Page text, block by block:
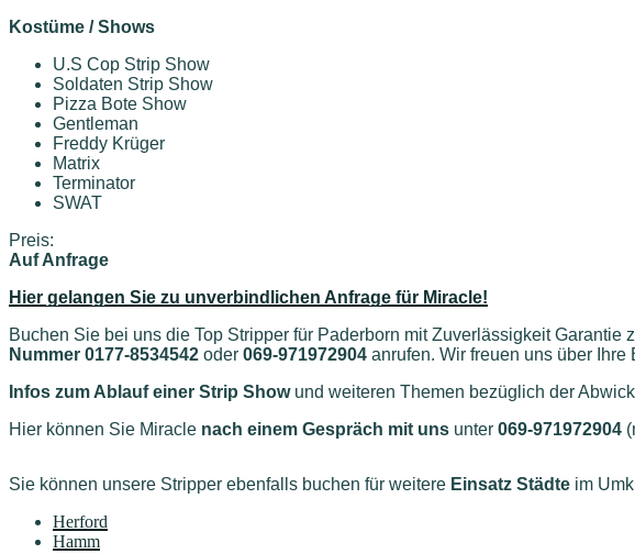
Kostüme / Shows
U.S Cop Strip Show
Soldaten Strip Show
Pizza Bote Show
Gentleman
Freddy Krüger
Matrix
Terminator
SWAT
Preis:
Auf Anfrage
Hier gelangen Sie zu unverbindlichen Anfrage für Miracle!
Buchen Sie bei uns die Top Stripper für Paderborn mit Zuverlässigkeit
Nummer 0177-8534542 oder 069-971972904 anrufen. Wir freuen uns über Ihre
Infos zum Ablauf einer Strip Showund weiteren Themen bezüglich der
Hier können Sie Miracle nach einem Gespräch mit uns unter 069-971972904
Sie können unsere Stripper ebenfalls buchen für weitere Einsatz Städte im
Herford
Hamm